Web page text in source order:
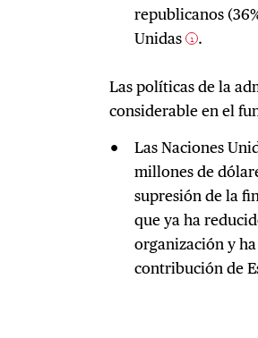
republicanos
Unidas 1 .
Las políticas de la
considerable en el
Las Naciones
millones de
supresión de la
que ya ha
organización y
contribución de